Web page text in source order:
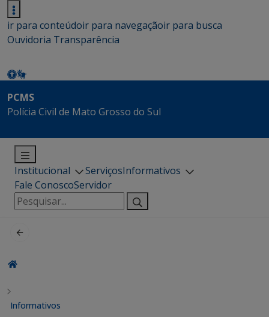
ir para conteúdoir para navegaçãoir para busca
Ouvidoria Transparência
PCMS
Polícia Civil de Mato Grosso do Sul
Institucional ServiçosInformativos
Fale ConoscoServidor
Pesquisar
por:
Informativos